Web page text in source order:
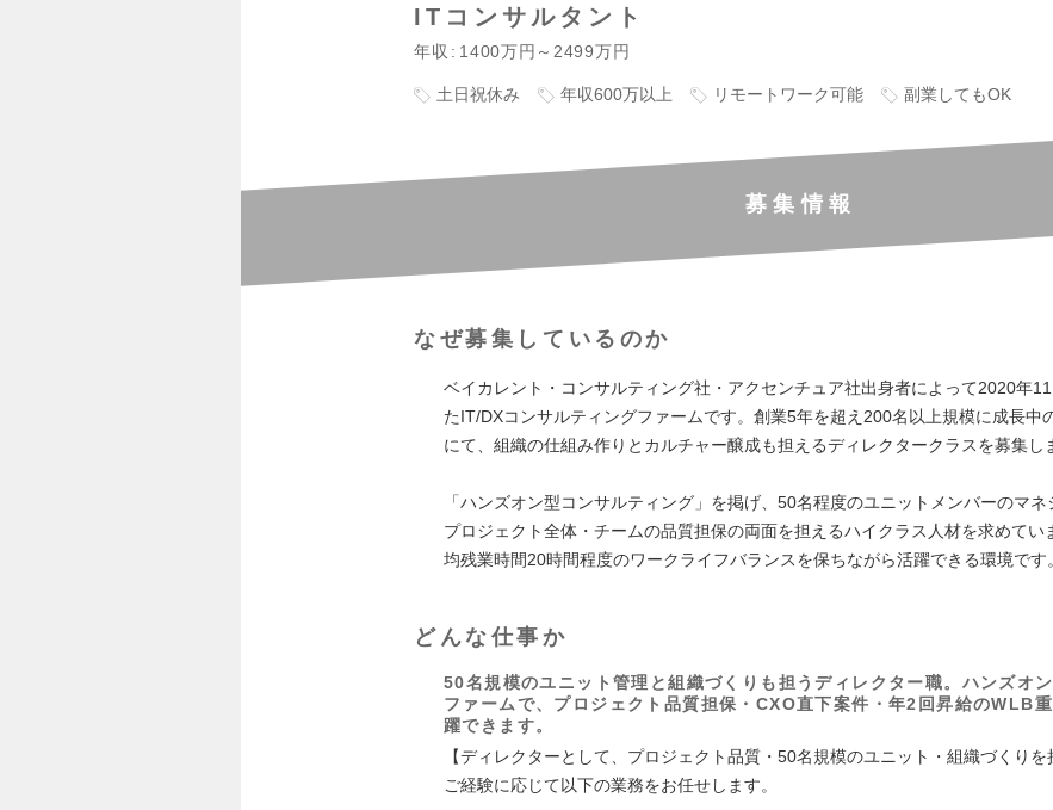
ITコンサルタント
年収 1400万円～2499万円
土日祝休み 年収600万以上 リモートワーク可能 副業してもOK
募集情報
なぜ募集しているのか
ベイカレント・コンサルティング社・アクセンチュア社出身者によって2020年
たIT/DXコンサルティングファームです。創業5年を超え200名以上規模に成長中
にて、組織の仕組み作りとカルチャー醸成も担えるディレクタークラスを募集し
「ハンズオン型コンサルティング」を掲げ、50名程度のユニットメンバーのマネ
プロジェクト全体・チームの品質担保の両面を担えるハイクラス人材を求めてい
均残業時間20時間程度のワークライフバランスを保ちながら活躍できる環境です。
どんな仕事か
50名規模のユニット管理と組織づくりも担うディレクター職。ハンズオ
ファームで、プロジェクト品質担保・CXO直下案件・年2回昇給のWLB
躍できます。
【ディレクターとして、プロジェクト品質・50名規模のユニット・組織づくりを
ご経験に応じて以下の業務をお任せします。